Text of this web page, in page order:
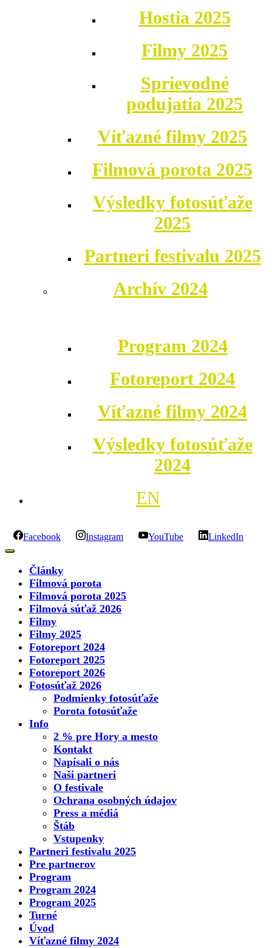
Hostia 2025
Filmy 2025
Sprievodné
podujatia 2025
Víťazné filmy 2025
Filmová porota 2025
Výsledky fotosúťaže
2025
Partneri festivalu 2025
Archív 2024
Program 2024
Fotoreport 2024
Víťazné filmy 2024
Výsledky fotosúťaže
2024
EN
Facebook Instagram YouTube LinkedIn
Články
Filmová porota
Filmová porota 2025
Filmová súťaž 2026
Filmy
Filmy 2025
Fotoreport 2024
Fotoreport 2025
Fotoreport 2026
Fotosúťaž 2026
Podmienky fotosúťaže
Porota fotosúťaže
Info
2 % pre Hory a mesto
Kontakt
Napísali o nás
Naši partneri
O festivale
Ochrana osobných údajov
Press a médiá
Štáb
Vstupenky
Partneri festivalu 2025
Pre partnerov
Program
Program 2024
Program 2025
Turné
Úvod
Víťazné filmy 2024